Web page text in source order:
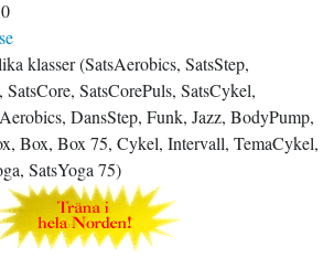
klasser (SatsAerobics, SatsStep,
SatsCore, SatsCorePuls, SatsCykel,
DansStep, Funk, Jazz, BodyPump,
Box, Box 75, Cykel, Intervall, TemaCykel,
SatsYoga 75)